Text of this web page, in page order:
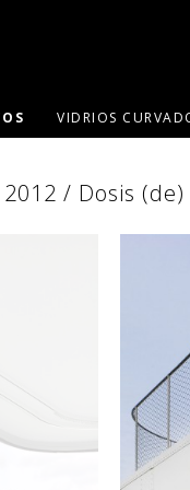
VIDRIOS
2012 / Dosis